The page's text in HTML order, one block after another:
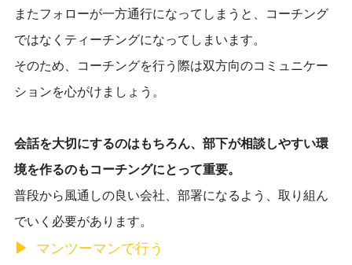
またフォローが一方通行になってしまうと、コーチング
ではなくティーチングになってしまいます。
そのため、コーチングを行う際は双方向のコミュニケー
ションを心がけましょう。
会話を大切にするのはもちろん、部下が相談しやすい環
境を作るのもコーチングにとって重要。
普段から風通しの良い会社、部署になるよう、取り組ん
でいく必要があります。
マンツーマンで行う